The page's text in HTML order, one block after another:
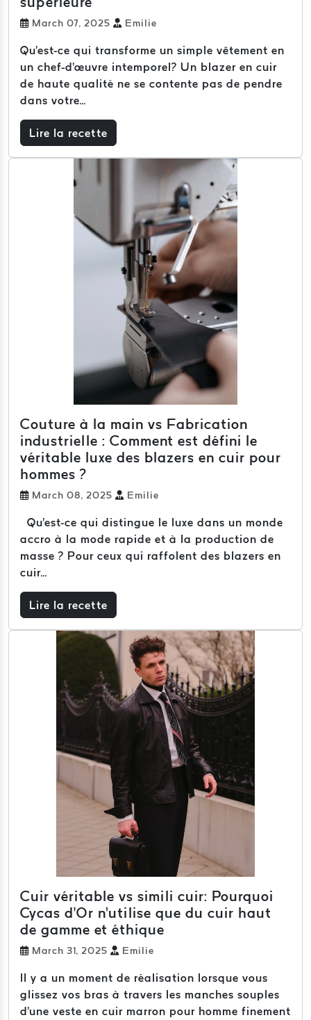
March 07, 2025 Emilie
Qu'est-ce qui transforme un simple vêtement en
un chef-d'œuvre intemporel? Un blazer en cuir
de haute qualité ne se contente pas de pendre
dans votre...
Lire la recette
Couture à la main vs Fabrication
industrielle : Comment est défini le
véritable luxe des blazers en cuir pour
hommes ?
March 08, 2025 Emilie
Qu'est-ce qui distingue le luxe dans un monde
accro à la mode rapide et à la production de
masse ? Pour ceux qui raffolent des blazers en
cuir...
Lire la recette
Cuir véritable vs simili cuir: Pourquoi
Cycas d’Or n'utilise que du cuir haut
de gamme et éthique
March 31, 2025 Emilie
Il y a un moment de réalisation lorsque vous
glissez vos bras à travers les manches souples
d'une veste en cuir marron pour homme finement